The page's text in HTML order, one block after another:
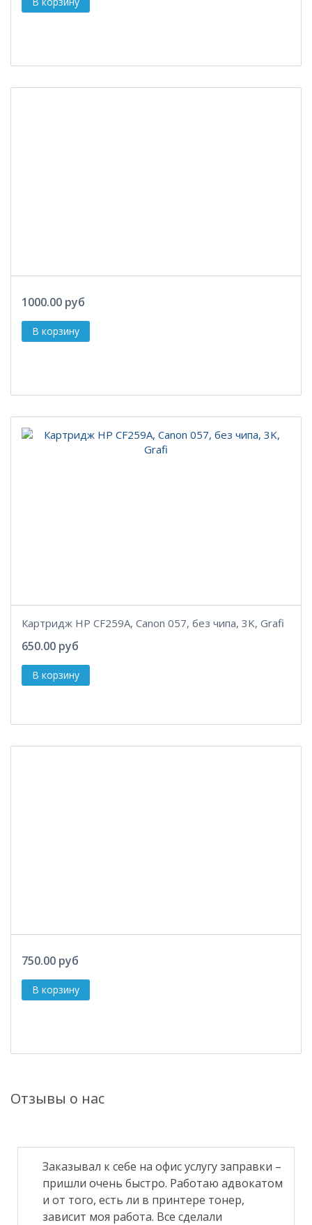
1000.00 руб
Картридж HP CF259A, Canon 057, без чипа, 3K, Grafi
650.00 руб
750.00 руб
Отзывы о нас
Заказывал к себе на офис услугу заправки –
пришли очень быстро. Работаю адвокатом
и от того, есть ли в принтере тонер,
зависит моя работа. Все сделали